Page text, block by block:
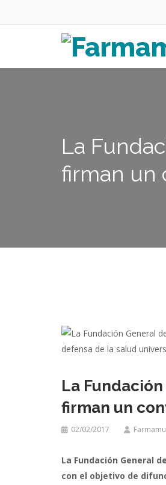
La
firman un
La
firman un
02/02/2017
La Fundación General
con el objetivo de